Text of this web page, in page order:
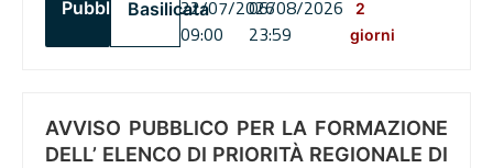
PubblicoBasilicata22/07/2026
09:00
06/08/2026
23:59
2
giorni
AVVISO PUBBLICO PER LA FORMAZIONE
DELL’ ELENCO DI PRIORITÀ REGIONALE DI